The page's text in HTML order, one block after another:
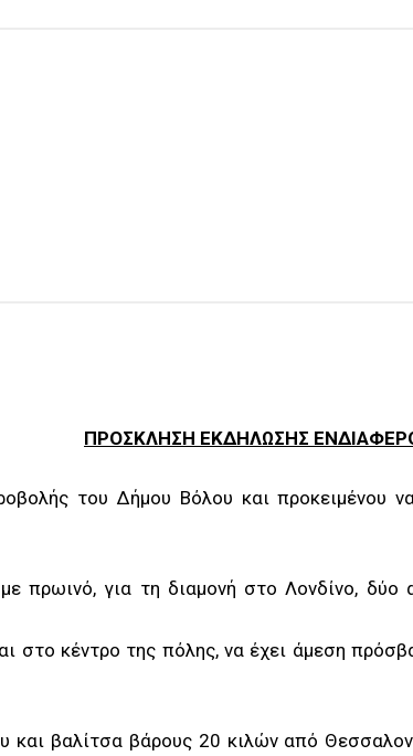
ΠΡΟΣΚΛΗΣΗ ΕΚΔΗΛΩΣΗΣ
του Δήμου Βόλου και προκειμένου
πρωινό, για τη διαμονή στο Λονδίνο, δύο
στο κέντρο της πόλης, να έχει άμεση
και βαλίτσα βάρους 20 κιλών από